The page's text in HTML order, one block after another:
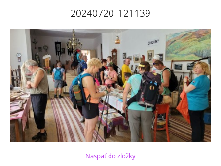
20240720_121139
Naspäť do zložky